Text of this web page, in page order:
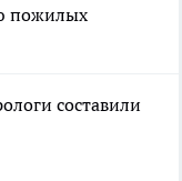
пожилых
составили